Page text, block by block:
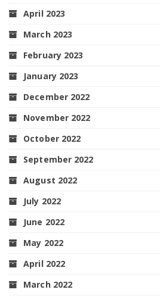
April 2023
March 2023
February 2023
January 2023
December 2022
November 2022
October 2022
September 2022
August 2022
July 2022
June 2022
May 2022
April 2022
March 2022